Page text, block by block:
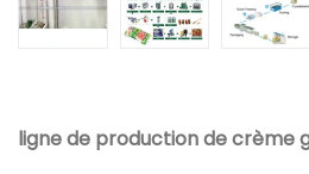
ligne de production de crème